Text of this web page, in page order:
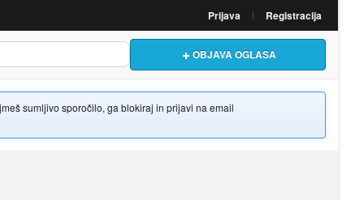
Prijava Registracija
OBJAVA OGLASA
sumljivo sporočilo, ga blokiraj in prijavi na email